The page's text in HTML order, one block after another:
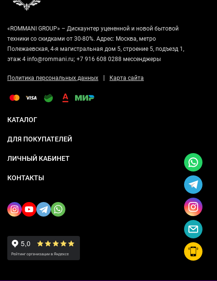
«ROMMANI GROUP» – Дискаунтер уцененной и новой бытовой
техники со скидками от 30-80%. Адрес: Москва, метро
Полежаевская, 4-я магистральная дом 5, строение 5, подъезд 1,
этаж 4 info@rommani.ru; +7 916 608 0288 мессенджеры
Политика персональных данных | Карта сайта
КАТАЛОГ
ДЛЯ ПОКУПАТЕЛЕЙ
ЛИЧНЫЙ КАБИНЕТ
КОНТАКТЫ